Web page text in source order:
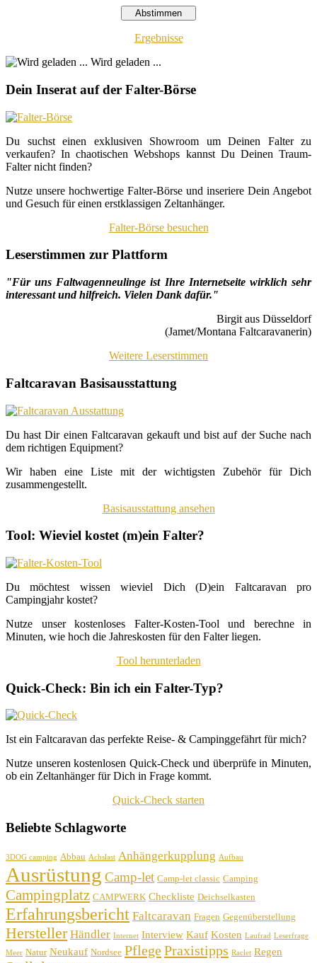
Ergebnisse
Wird geladen ...
Dein Inserat auf der Falter-Börse
Du suchst einen exklusiven Showroom um Deinen Falter zu
verkaufen? In chaotischen Webshops kannst Du Deinen Traum-
Falter nicht finden?
Nutze unsere hochwertige Falter-Börse und inseriere Dein Angebot
und Gesuch für einen erstklassigen Zeltanhänger.
Falter-Börse besuchen
Leserstimmen zur Plattform
"Für uns Faltwagenneulinge ist Ihre Internetseite wirklich sehr
interessant und hilfreich. Vielen Dank dafür."
Birgit aus Düsseldorf
(Jamet/Montana Faltcaravanerin)
Weitere Leserstimmen
Faltcaravan Basisausstattung
Du hast Dir einen Faltcaravan gekauft und bist auf der Suche nach
dem richtigen Equipment?
Wir haben eine Liste mit der wichtigsten Zubehör für Dich
zusammengestellt.
Basisausstattung ansehen
Tool: Wieviel kostet (m)ein Falter?
Du möchtest wissen wieviel Dich (D)ein Faltcaravan pro
Campingjahr kostet?
Nutze unser kostenloses Falter-Kosten-Tool und berechne in
Minuten, wie hoch die Jahreskosten für den Falter liegen.
Tool herunterladen
Quick-Check: Bin ich ein Falter-Typ?
Ist ein Faltcaravan das perfekte Reise- & Campinggefährt für mich?
Nutze unseren kostenlosen Quick-Check und überprüfe in Minuten,
ob ein Zeltanhänger für Dich in Frage kommt.
Quick-Check starten
Beliebte Schlagworte
3DOG camping Abbau Achslast Anhängerkupplung Aufbau
Ausrüstung Camp-let Camp-let classic Camping
Campingplatz CAMPWERK Checkliste Deichselkasten
Erfahrungsbericht Faltcaravan Fragen Gegenüberstellung
Hersteller Händler Internet Interview Kauf Kosten Laufrad Leserfrage
Meer Natur Neukauf Nordsee PflegePraxistipps Raclet Regen